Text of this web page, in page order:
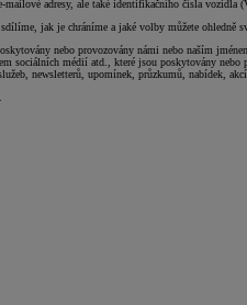
adresy, ale také identifikačního čísla vozidla
jak je chráníme a jaké volby můžete ohledně
nebo provozovány námi nebo naším
sociálních médií atd., které jsou poskytovány nebo
newsletterů, upomínek, průzkumů, nabídek, akcí